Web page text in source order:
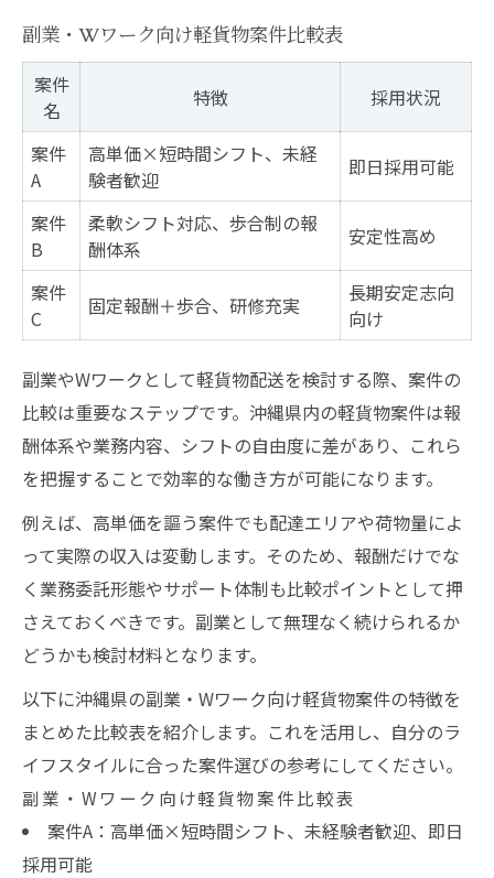
副業・Wワーク向け軽貨物案件比較表
案件
名
特徴 採用状況
案件
A
高単価×短時間シフト、未経
験者歓迎
即日採用可能
案件
B
柔軟シフト対応、歩合制の報
酬体系
安定性高め
案件
C
固定報酬＋歩合、研修充実
長期安定志向
向け
副業やWワークとして軽貨物配送を検討する際、案件の
比較は重要なステップです。沖縄県内の軽貨物案件は報
酬体系や業務内容、シフトの自由度に差があり、これら
を把握することで効率的な働き方が可能になります。
例えば、高単価を謳う案件でも配達エリアや荷物量によ
って実際の収入は変動します。そのため、報酬だけでな
く業務委託形態やサポート体制も比較ポイントとして押
さえておくべきです。副業として無理なく続けられるか
どうかも検討材料となります。
以下に沖縄県の副業・Wワーク向け軽貨物案件の特徴を
まとめた比較表を紹介します。これを活用し、自分のラ
イフスタイルに合った案件選びの参考にしてください。
副業・Wワーク向け軽貨物案件比較表
案件A：高単価×短時間シフト、未経験者歓迎、即日
採用可能